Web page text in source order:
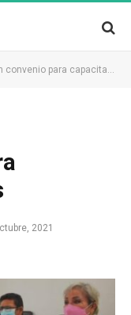
para capacitar a choferes
2021